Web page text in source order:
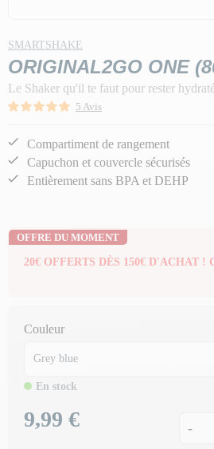
SMARTSHAKE
ORIGINAL2GO ONE
Le Shaker qu'il te faut pour rester
5 Avis
Compartiment de rangement
Capuchon et couvercle sécurisés
Entièrement sans BPA et DEHP
OFFRE DU MOMENT
20€ OFFERTS DÈS 150€ D'ACHAT !
Couleur
En stock
Prix
9,99 € -